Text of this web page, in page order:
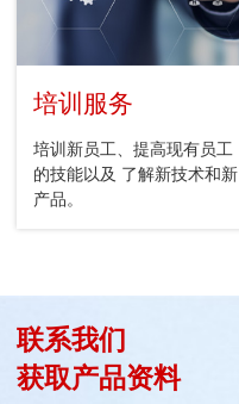
培训服务
培训新员工、提高现有员工
的技能以及 了解新技术和新
产品。
联系我们
获取产品资料